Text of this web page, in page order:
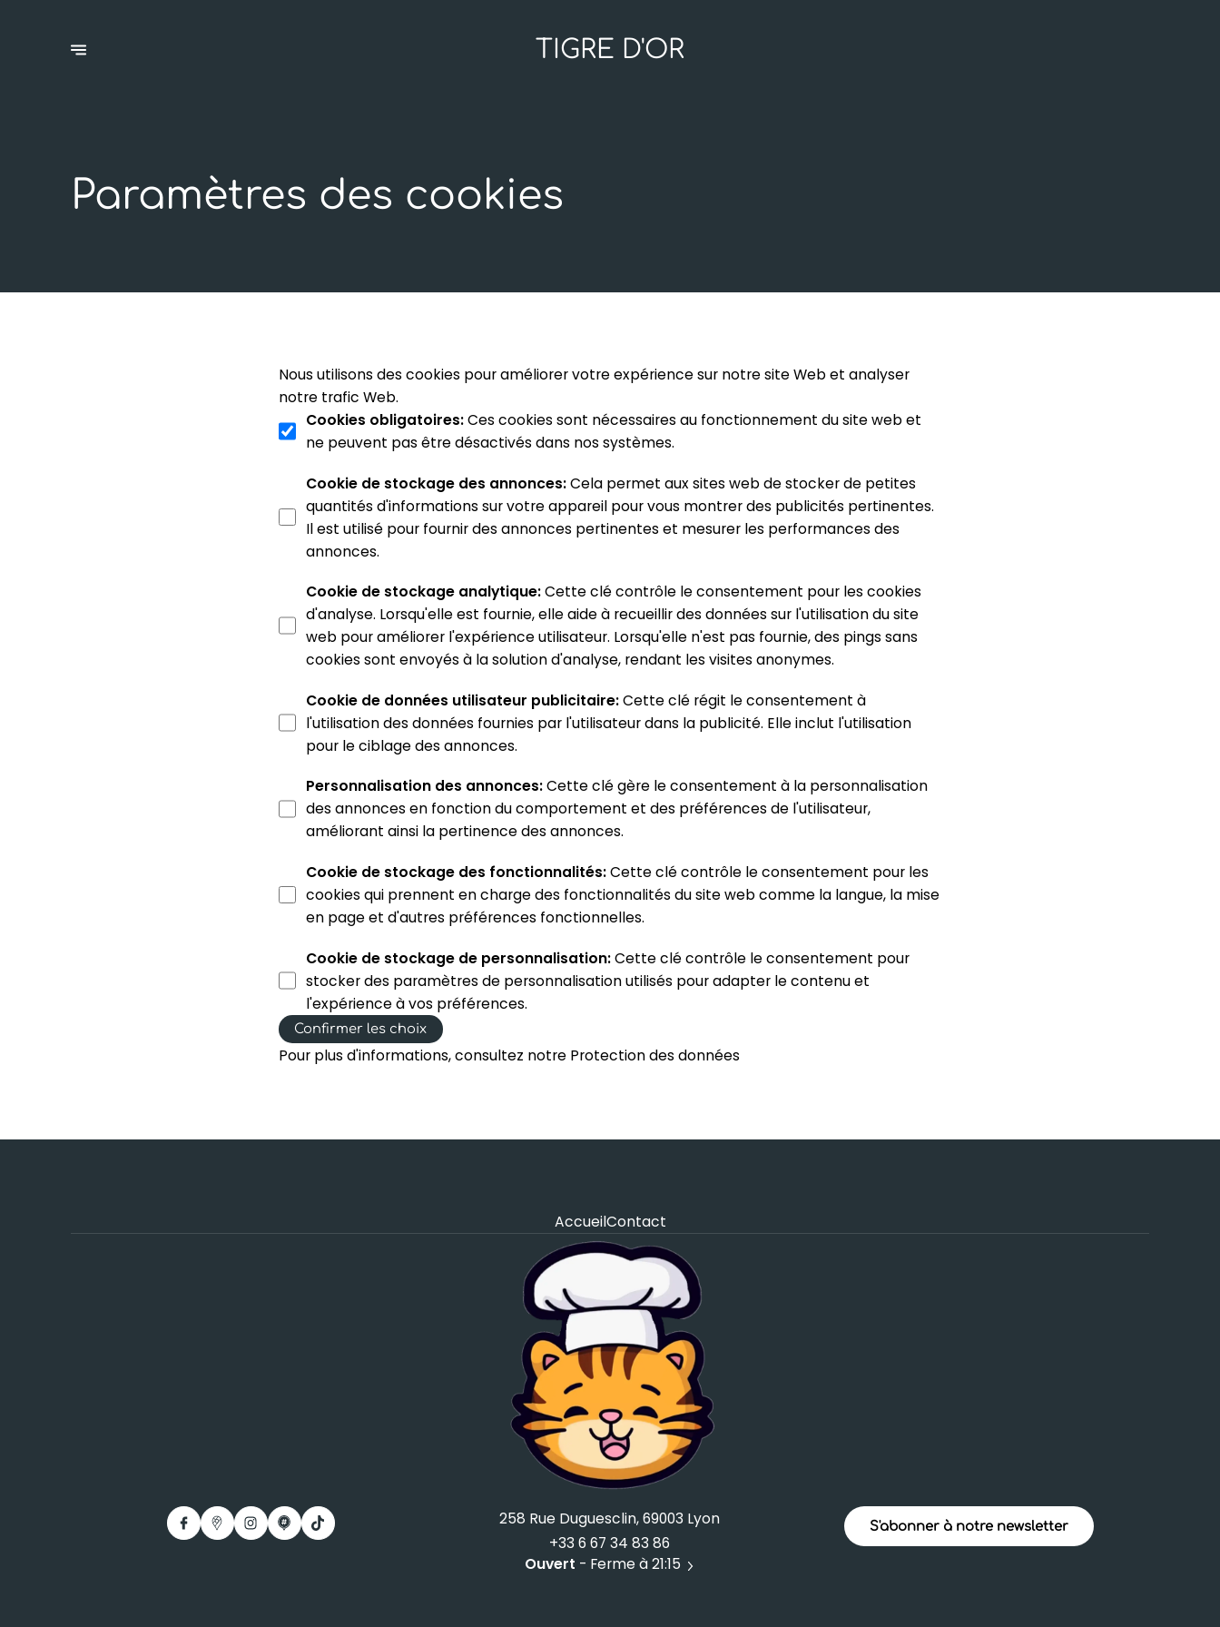
TIGRE D'OR
Paramètres des cookies
Nous utilisons des cookies pour améliorer votre expérience sur notre site Web et analyser
notre trafic Web.
Cookies obligatoires: Ces cookies sont nécessaires au fonctionnement du site web et
ne peuvent pas être désactivés dans nos systèmes.
Cookie de stockage des annonces: Cela permet aux sites web de stocker de petites
quantités d'informations sur votre appareil pour vous montrer des publicités pertinentes.
Il est utilisé pour fournir des annonces pertinentes et mesurer les performances des
annonces.
Cookie de stockage analytique: Cette clé contrôle le consentement pour les cookies
d'analyse. Lorsqu'elle est fournie, elle aide à recueillir des données sur l'utilisation du site
web pour améliorer l'expérience utilisateur. Lorsqu'elle n'est pas fournie, des pings sans
cookies sont envoyés à la solution d'analyse, rendant les visites anonymes.
Cookie de données utilisateur publicitaire: Cette clé régit le consentement à
l'utilisation des données fournies par l'utilisateur dans la publicité. Elle inclut l'utilisation
pour le ciblage des annonces.
Personnalisation des annonces: Cette clé gère le consentement à la personnalisation
des annonces en fonction du comportement et des préférences de l'utilisateur,
améliorant ainsi la pertinence des annonces.
Cookie de stockage des fonctionnalités: Cette clé contrôle le consentement pour les
cookies qui prennent en charge des fonctionnalités du site web comme la langue, la mise
en page et d'autres préférences fonctionnelles.
Cookie de stockage de personnalisation: Cette clé contrôle le consentement pour
stocker des paramètres de personnalisation utilisés pour adapter le contenu et
l'expérience à vos préférences.
Confirmer les choix
Pour plus d'informations, consultez notre Protection des données
AccueilContact
258 Rue Duguesclin, 69003 Lyon
+33 6 67 34 83 86
Ouvert - Ferme à 21:15
S'abonner à notre newsletter